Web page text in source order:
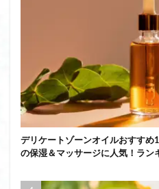
デリケートゾーンオイルおすす
の保湿＆マッサージに人気！ラン